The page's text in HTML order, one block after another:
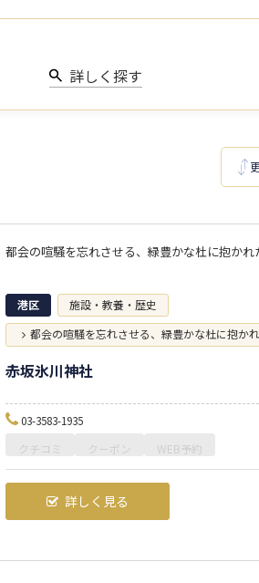
詳しく探す
都会の喧騒を忘れさせる、緑豊かな杜に抱か
港区
施設・教養・歴史
都会の喧騒を忘れさせる、緑豊かな杜に抱か
赤坂氷川神社
03-3583-1935
クチコミ クーポン WEB予約
詳しく見る